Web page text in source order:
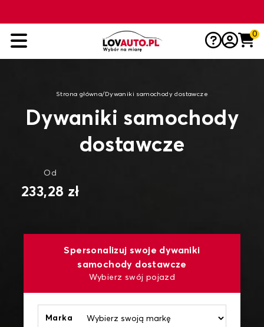
0
Strona główna/ Dywaniki samochody dostawcze
Dywaniki samochody
dostawcze
Od
233,28 zł
Spersonalizuj swoje dywaniki
samochody dostawcze
Wybierz swój pojazd
Marka